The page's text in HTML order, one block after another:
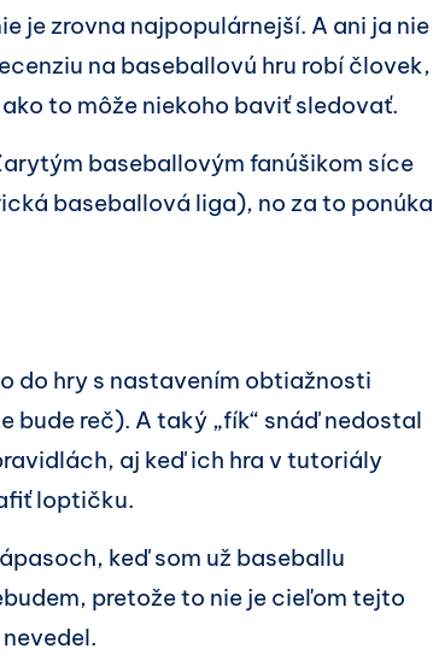
je zrovna najpopulárnejší. A ani ja nie
na baseballovú hru robí človek,
to môže niekoho baviť sledovať.
baseballovým fanúšikom síce
baseballová liga), no za to ponúka
do hry s nastavením obtiažnosti
bude reč). A taký „fík“ snáď nedostal
aj keď ich hra v tutoriály
loptičku.
keď som už baseballu
pretože to nie je cieľom tejto